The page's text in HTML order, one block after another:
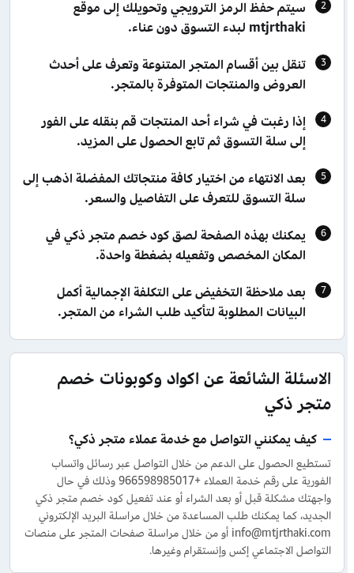
سيتم حفظ الرمز الترويجي وتحويلك إلى موقع
mtjrthaki لبدء التسوق دون عناء.
تنقل بين أقسام المتجر المتنوعة وتعرف على أحدث
العروض والمنتجات المتوفرة بالمتجر.
إذا رغبت في شراء أحد المنتجات قم بنقله على الفور
إلى سلة التسوق ثم تابع الحصول على المزيد.
بعد الانتهاء من اختيار كافة منتجاتك المفضلة اذهب إلى
سلة التسوق للتعرف على التفاصيل والسعر.
يمكنك بهذه الصفحة لصق كود خصم متجر ذكي في
المكان المخصص وتفعيله بضغطة واحدة.
بعد ملاحظة التخفيض على التكلفة الإجمالية أكمل
البيانات المطلوبة لتأكيد طلب الشراء من المتجر.
الاسئلة الشائعة عن اكواد وكوبونات خصم
متجر ذكي
كيف يمكنني التواصل مع خدمة عملاء متجر ذكي؟
تستطيع الحصول على الدعم من خلال التواصل عبر رسائل واتساب
الفورية على رقم خدمة العملاء +966598985017 وذلك في حال
واجهتك مشكلة قبل أو بعد الشراء أو عند تفعيل كود خصم متجر ذكي
الجديد، كما يمكنك طلب المساعدة من خلال مراسلة البريد الإلكتروني
info@mtjrthaki.com أو من خلال مراسلة صفحات المتجر على منصات
التواصل الاجتماعي إكس وإنستقرام وغيرها.